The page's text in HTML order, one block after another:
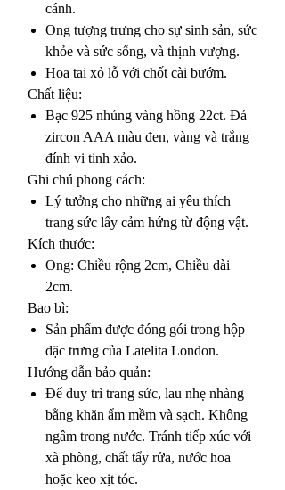
cánh.
Ong tượng trưng cho sự sinh sản, sức
khỏe và sức sống, và thịnh vượng.
Hoa tai xỏ lỗ với chốt cài bướm.
Chất liệu:
Bạc 925 nhúng vàng hồng 22ct. Đá
zircon AAA màu đen, vàng và trắng
đính vi tinh xảo.
Ghi chú phong cách:
Lý tưởng cho những ai yêu thích
trang sức lấy cảm hứng từ động vật.
Kích thước:
Ong: Chiều rộng 2cm, Chiều dài
2cm.
Bao bì:
Sản phẩm được đóng gói trong hộp
đặc trưng của Latelita London.
Hướng dẫn bảo quản:
Để duy trì trang sức, lau nhẹ nhàng
bằng khăn ẩm mềm và sạch. Không
ngâm trong nước. Tránh tiếp xúc với
xà phòng, chất tẩy rửa, nước hoa
hoặc keo xịt tóc.